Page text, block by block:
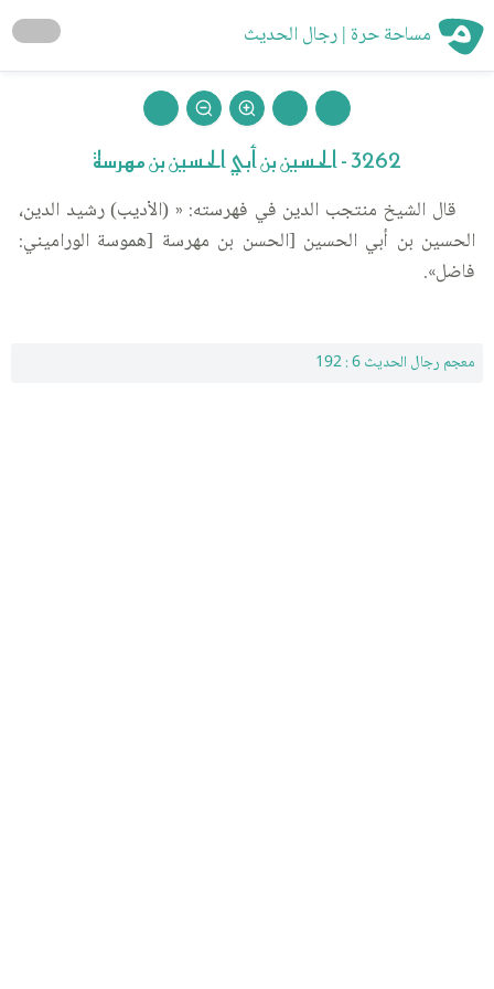
مساحة حرة | رجال الحديث
3262 - الحسين بن أبي الحسين بن مهرسة
قال الشيخ منتجب الدين في فهرسته: « (الأديب) رشيد الدين،
الحسين بن أبي الحسين [الحسن بن مهرسة [هموسة الوراميني:
فاضل».
معجم رجال الحديث 6 : 192